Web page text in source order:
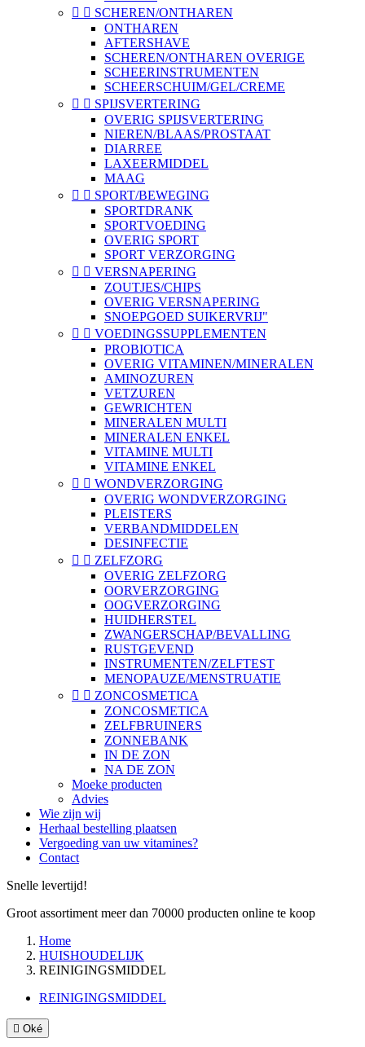
  SCHEREN/ONTHAREN
ONTHAREN
AFTERSHAVE
SCHEREN/ONTHAREN OVERIGE
SCHEERINSTRUMENTEN
SCHEERSCHUIM/GEL/CREME
  SPIJSVERTERING
OVERIG SPIJSVERTERING
NIEREN/BLAAS/PROSTAAT
DIARREE
LAXEERMIDDEL
MAAG
  SPORT/BEWEGING
SPORTDRANK
SPORTVOEDING
OVERIG SPORT
SPORT VERZORGING
  VERSNAPERING
ZOUTJES/CHIPS
OVERIG VERSNAPERING
SNOEPGOED SUIKERVRIJ"
  VOEDINGSSUPPLEMENTEN
PROBIOTICA
OVERIG VITAMINEN/MINERALEN
AMINOZUREN
VETZUREN
GEWRICHTEN
MINERALEN MULTI
MINERALEN ENKEL
VITAMINE MULTI
VITAMINE ENKEL
  WONDVERZORGING
OVERIG WONDVERZORGING
PLEISTERS
VERBANDMIDDELEN
DESINFECTIE
  ZELFZORG
OVERIG ZELFZORG
OORVERZORGING
OOGVERZORGING
HUIDHERSTEL
ZWANGERSCHAP/BEVALLING
RUSTGEVEND
INSTRUMENTEN/ZELFTEST
MENOPAUZE/MENSTRUATIE
  ZONCOSMETICA
ZONCOSMETICA
ZELFBRUINERS
ZONNEBANK
IN DE ZON
NA DE ZON
Moeke producten
Advies
Wie zijn wij
Herhaal bestelling plaatsen
Vergoeding van uw vitamines?
Contact
Snelle levertijd!
Groot assortiment meer dan 70000 producten online te koop
Home
HUISHOUDELIJK
REINIGINGSMIDDEL
REINIGINGSMIDDEL
 Oké